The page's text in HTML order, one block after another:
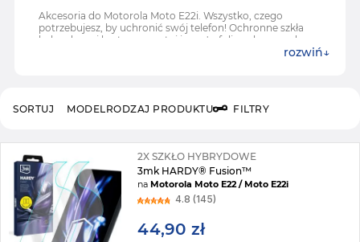
Akcesoria do Motorola Moto E22i. Wszystko, czego
potrzebujesz, by uchronić swój telefon! Ochronne szkła
hybrydowe i hartowane, etui i case'y, folie ochronne do
rozwiń
MODELRODZAJ PRODUKTU FILTRY
SORTUJ
2X SZKŁO HYBRYDOWE
3mk HARDY® Fusion™
naMotorola Moto E22 / Moto E22i
4.8 (145)
44,90 zł